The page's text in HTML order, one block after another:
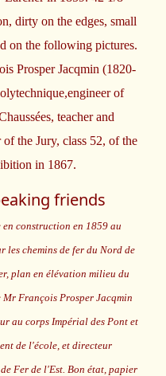
dirty on the edges, small
on the following pictures.
Prosper Jacqmin (1820-
of
teacher and
the Jury, class 52, of the
in 1867.
friends
construction en 1859 au
les chemins de fer du Nord de
plan en élévation milieu du
Mr François Prosper Jacqmin
au corps Impérial des Pont et
de l'école, et directeur
Fer de l'Est. Bon état, papier